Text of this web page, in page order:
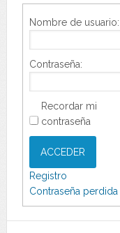
Nombre de usuario:
Contraseña:
Recordar mi
contraseña
ACCEDER
Registro
Contraseña perdida